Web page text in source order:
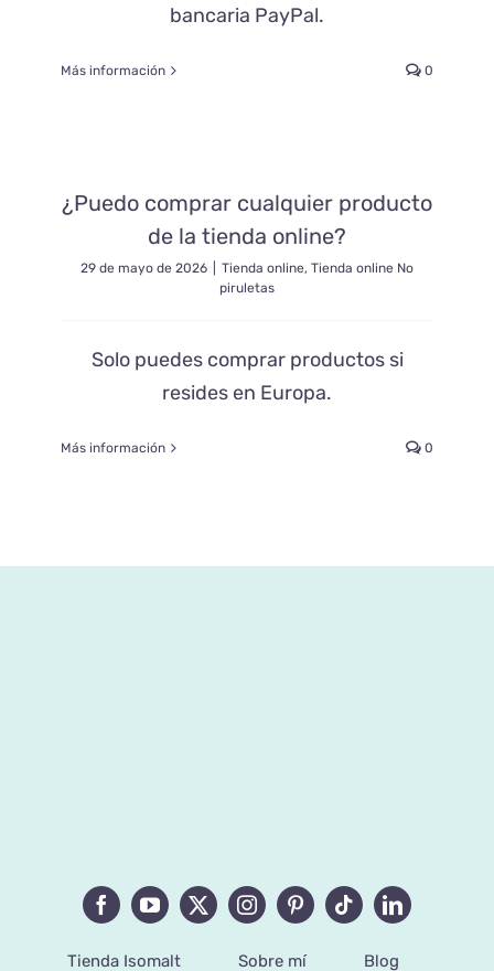
bancaria PayPal.
Más información 0
¿Puedo comprar cualquier producto
de la tienda online?
29 de mayo de 2026 Tienda online, Tienda online No
piruletas
Solo puedes comprar productos si
resides en Europa.
Más información 0
Tienda Isomalt Sobre mí Blog